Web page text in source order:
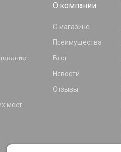
мест
О компании
О магазине
Преимущества
Блог
Новости
Отзывы